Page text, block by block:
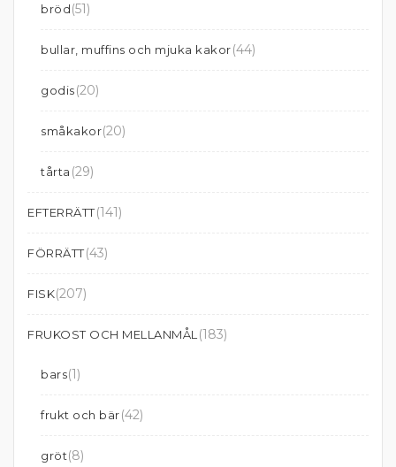
bröd(51)
bullar, muffins och mjuka kakor(44)
godis(20)
småkakor(20)
tårta (29)
EFTERRÄTT(141)
FÖRRÄTT(43)
FISK(207)
FRUKOST OCH MELLANMÅL (183)
bars(1)
frukt och bär(42)
gröt(8)